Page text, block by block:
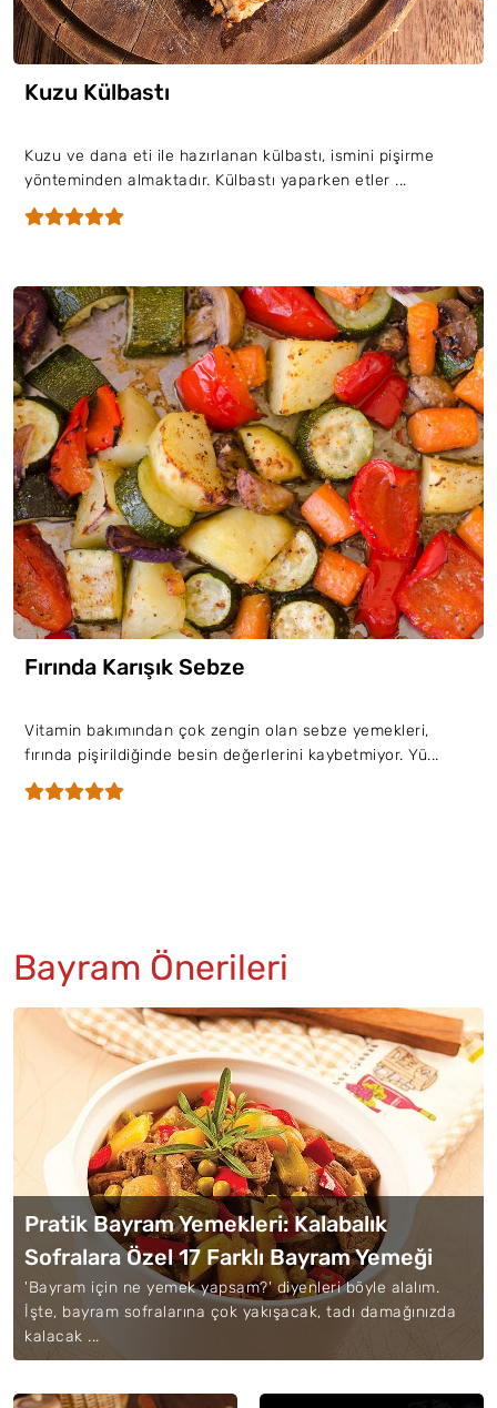
Kuzu Külbastı
Kuzu ve dana eti ile hazırlanan külbastı, ismini pişirme
yönteminden almaktadır. Külbastı yaparken etler ...
Fırında Karışık Sebze
Vitamin bakımından çok zengin olan sebze yemekleri,
fırında pişirildiğinde besin değerlerini kaybetmiyor. Yü...
Bayram Önerileri
Pratik Bayram Yemekleri: Kalabalık
Sofralara Özel 17 Farklı Bayram Yemeği
'Bayram için ne yemek yapsam?' diyenleri böyle alalım.
İşte, bayram sofralarına çok yakışacak, tadı damağınızda
kalacak ...